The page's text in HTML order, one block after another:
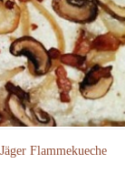
Jäger Flammekueche